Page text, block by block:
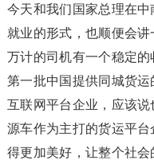
今天和我们国家总理在
就业的形式，也顺便会
万计的司机有一个稳定
第一批中国提供同城货
互联网平台企业，应该
源车作为主打的货运平
得更加美好，让整个社